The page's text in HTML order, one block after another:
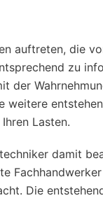
auftreten, die
zu
der
Lasten.
damit
Die